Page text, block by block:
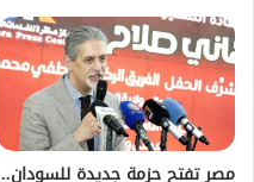
مصر تفتح حزمة جديدة للسودان..